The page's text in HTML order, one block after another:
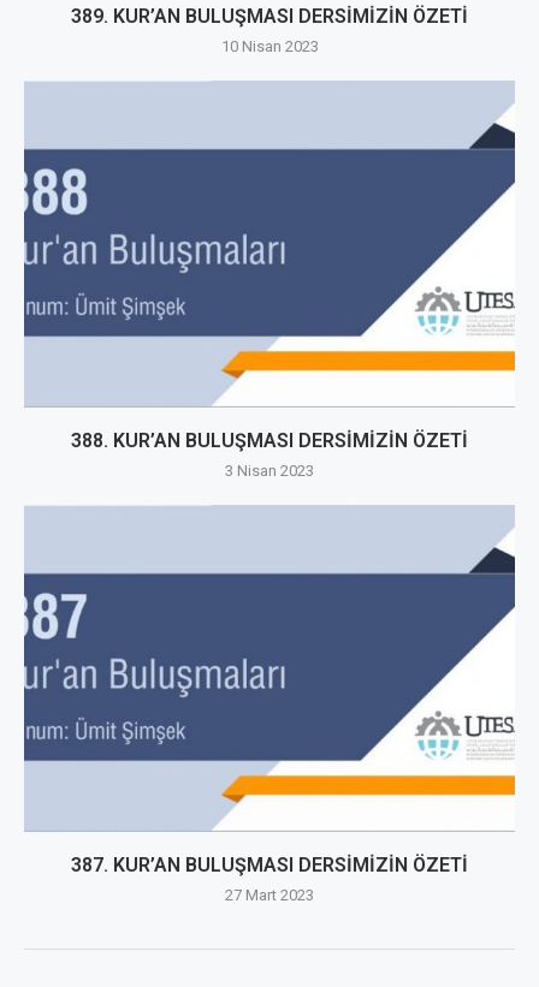
389. KUR’AN BULUŞMASI DERSİMİZİN ÖZETİ
10 Nisan 2023
388. KUR’AN BULUŞMASI DERSİMİZİN ÖZETİ
3 Nisan 2023
387. KUR’AN BULUŞMASI DERSİMİZİN ÖZETİ
27 Mart 2023